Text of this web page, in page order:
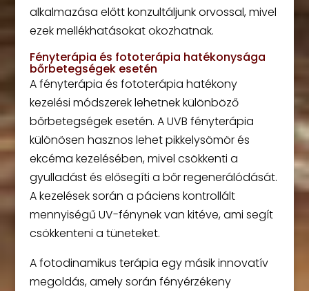
alkalmazása előtt konzultáljunk orvossal, mivel
ezek mellékhatásokat okozhatnak.
Fényterápia és fototerápia hatékonysága
bőrbetegségek esetén
A fényterápia és fototerápia hatékony
kezelési módszerek lehetnek különböző
bőrbetegségek esetén. A UVB fényterápia
különösen hasznos lehet pikkelysömör és
ekcéma kezelésében, mivel csökkenti a
gyulladást és elősegíti a bőr regenerálódását.
A kezelések során a páciens kontrollált
mennyiségű UV-fénynek van kitéve, ami segít
csökkenteni a tüneteket.
A fotodinamikus terápia egy másik innovatív
megoldás, amely során fényérzékeny